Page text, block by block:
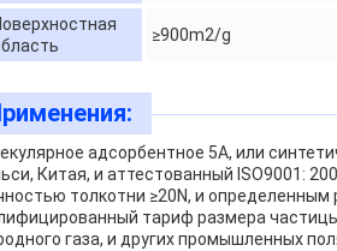
≥900m2/g
адсорбентное 5A, или
Китая, и аттестованный ISO9001:
толкотни ≥20N, и
тариф размера
газа, и других промышленных